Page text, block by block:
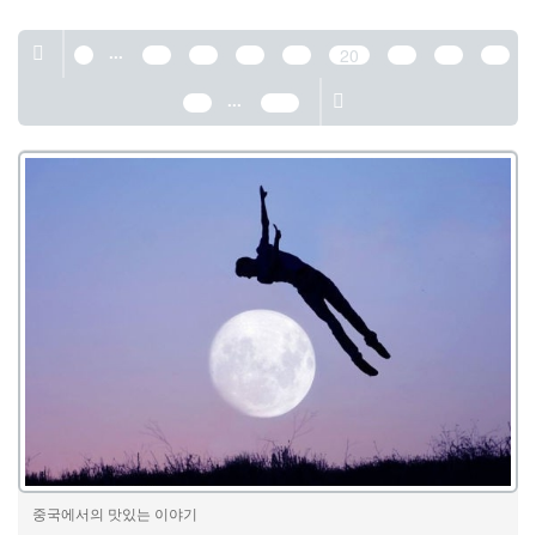
1 ... 16 17 18 19 20 21 22
23
24
... 389
중국에서의 맛있는 이야기